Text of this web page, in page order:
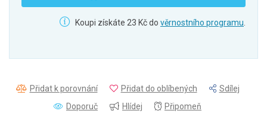
Koupi získáte 23 Kč do věrnostního programu
Přidat k porovnání Přidat do oblíbených
Sdílej
Doporuč
Hlídej Připomeň